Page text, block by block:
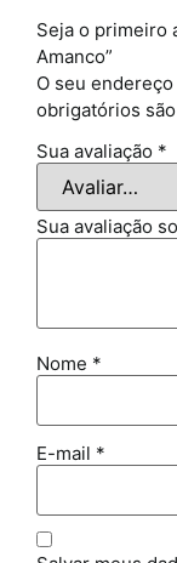
Seja o primeiro
Amanco”
O seu
obrigatórios
Sua avaliação *
Sua avaliação
Nome *
E-mail *